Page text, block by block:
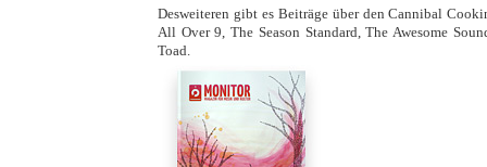
Desweiteren gibt es Beiträge über den Cannibal
All Over 9, The Season Standard, The Awesome
Toad.